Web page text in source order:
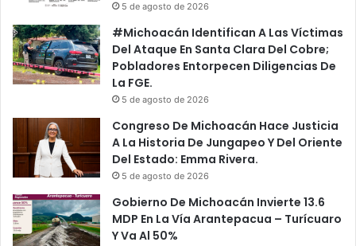
5 de agosto de 2026
#Michoacán Identifican A Las Víctimas
Del Ataque En Santa Clara Del Cobre;
Pobladores Entorpecen Diligencias De
La FGE.
5 de agosto de 2026
Congreso De Michoacán Hace Justicia
A La Historia De Jungapeo Y Del Oriente
Del Estado: Emma Rivera.
5 de agosto de 2026
Gobierno De Michoacán Invierte 13.6
MDP En La Vía Arantepacua – Turícuaro
Y Va Al 50%